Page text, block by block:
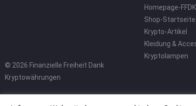
© 2026 Finanzielle Freiheit Dank
Kryptowährungen
Homepage-FFDK
Shop-Startseite
Krypto-Artikel
Kleidung &
Kryptolampen